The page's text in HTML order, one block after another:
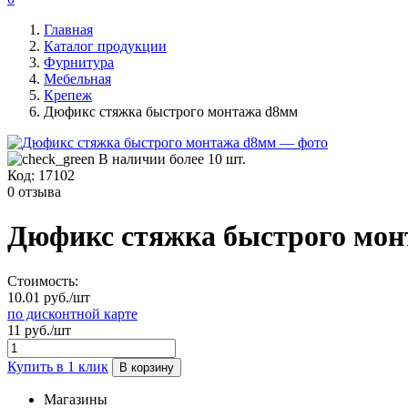
Главная
Каталог продукции
Фурнитура
Мебельная
Крепеж
Дюфикс стяжка быстрого монтажа d8мм
В наличии более 10 шт.
Код: 17102
0 отзыва
Дюфикс стяжка быстрого
Стоимость:
10.01 руб./шт
по дисконтной карте
11 руб./шт
Купить в 1 клик В корзину
Магазины